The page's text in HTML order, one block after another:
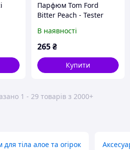
Парфюм Tom Ford
Bitter Peach - Tester
В наявності
265₴
Купити
1 - 29 товарів з 2000+
для тіла алое та огірок